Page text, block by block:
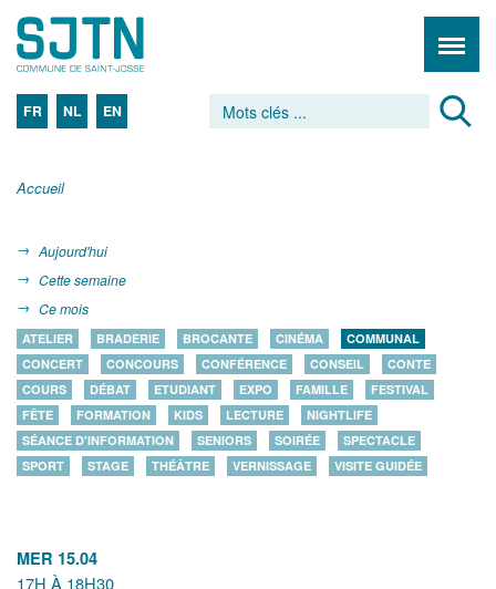
FR NL EN
Accueil
Aujourd'hui
Cette semaine
Ce mois
ATELIER BRADERIE BROCANTE CINÉMA
COMMUNAL
CONCERT
CONCOURS CONFÉRENCE CONSEIL
CONTE
COURS
DÉBAT ETUDIANT EXPO FAMILLE
FESTIVAL
FÊTE
FORMATION KIDS LECTURE
NIGHTLIFE
SÉANCE D'INFORMATION
SENIORS SOIRÉE
SPECTACLE
SPORT
STAGE THÉÂTRE VERNISSAGE VISITE GUIDÉE
MER 15.04
17H À 18H30